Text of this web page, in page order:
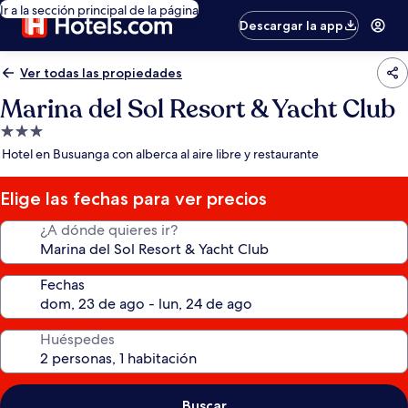
Ir a la sección principal de la página
Descargar la app
Ver todas las propiedades
Marina del Sol Resort & Yacht Club
Propiedad
de
estrellas
Hotel en Busuanga con alberca al aire libre y restaurante
Elige las fechas para ver precios
¿A dónde quieres ir?
Fechas
Huéspedes